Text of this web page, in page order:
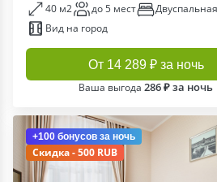
40 м2 до 5 мест
Вид на город
От 14 289 ₽ за ночь
Ваша выгода 286 ₽ за ночь
+100 бонусов за ночь
Скидка - 500 RUB